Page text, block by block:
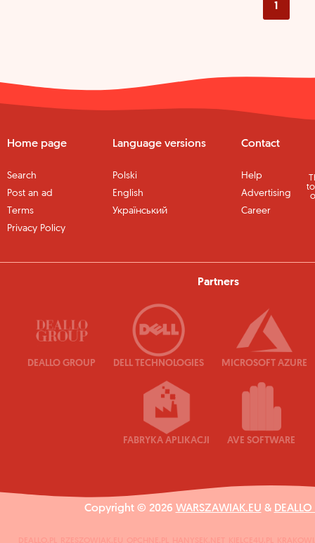
1
Home page
Search
Post an ad
Terms
Privacy Policy
Language versions
Polski
English
Український
Contact
Help
Advertising
Career
Partners
DEALLO GROUP DELL TECHNOLOGIES MICROSOFT AZURE
FABRYKA APLIKACJI AVE SOFTWARE
Copyright © 2026 WARSZAWIAK.EU &